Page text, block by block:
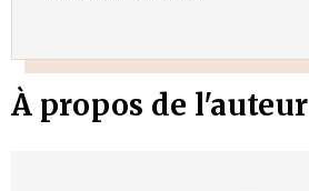
À propos de l'auteur